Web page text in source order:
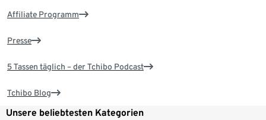
Affiliate Programm
Presse
5 Tassen täglich – der Tchibo Podcast
Tchibo Blog
Unsere beliebtesten Kategorien